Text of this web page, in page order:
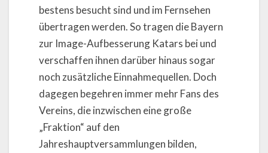
bestens besucht sind und im Fernsehen
übertragen werden. So tragen die Bayern
zur Image-Aufbesserung Katars bei und
verschaffen ihnen darüber hinaus sogar
noch zusätzliche Einnahmequellen. Doch
dagegen begehren immer mehr Fans des
Vereins, die inzwischen eine große
„Fraktion“ auf den
Jahreshauptversammlungen bilden,